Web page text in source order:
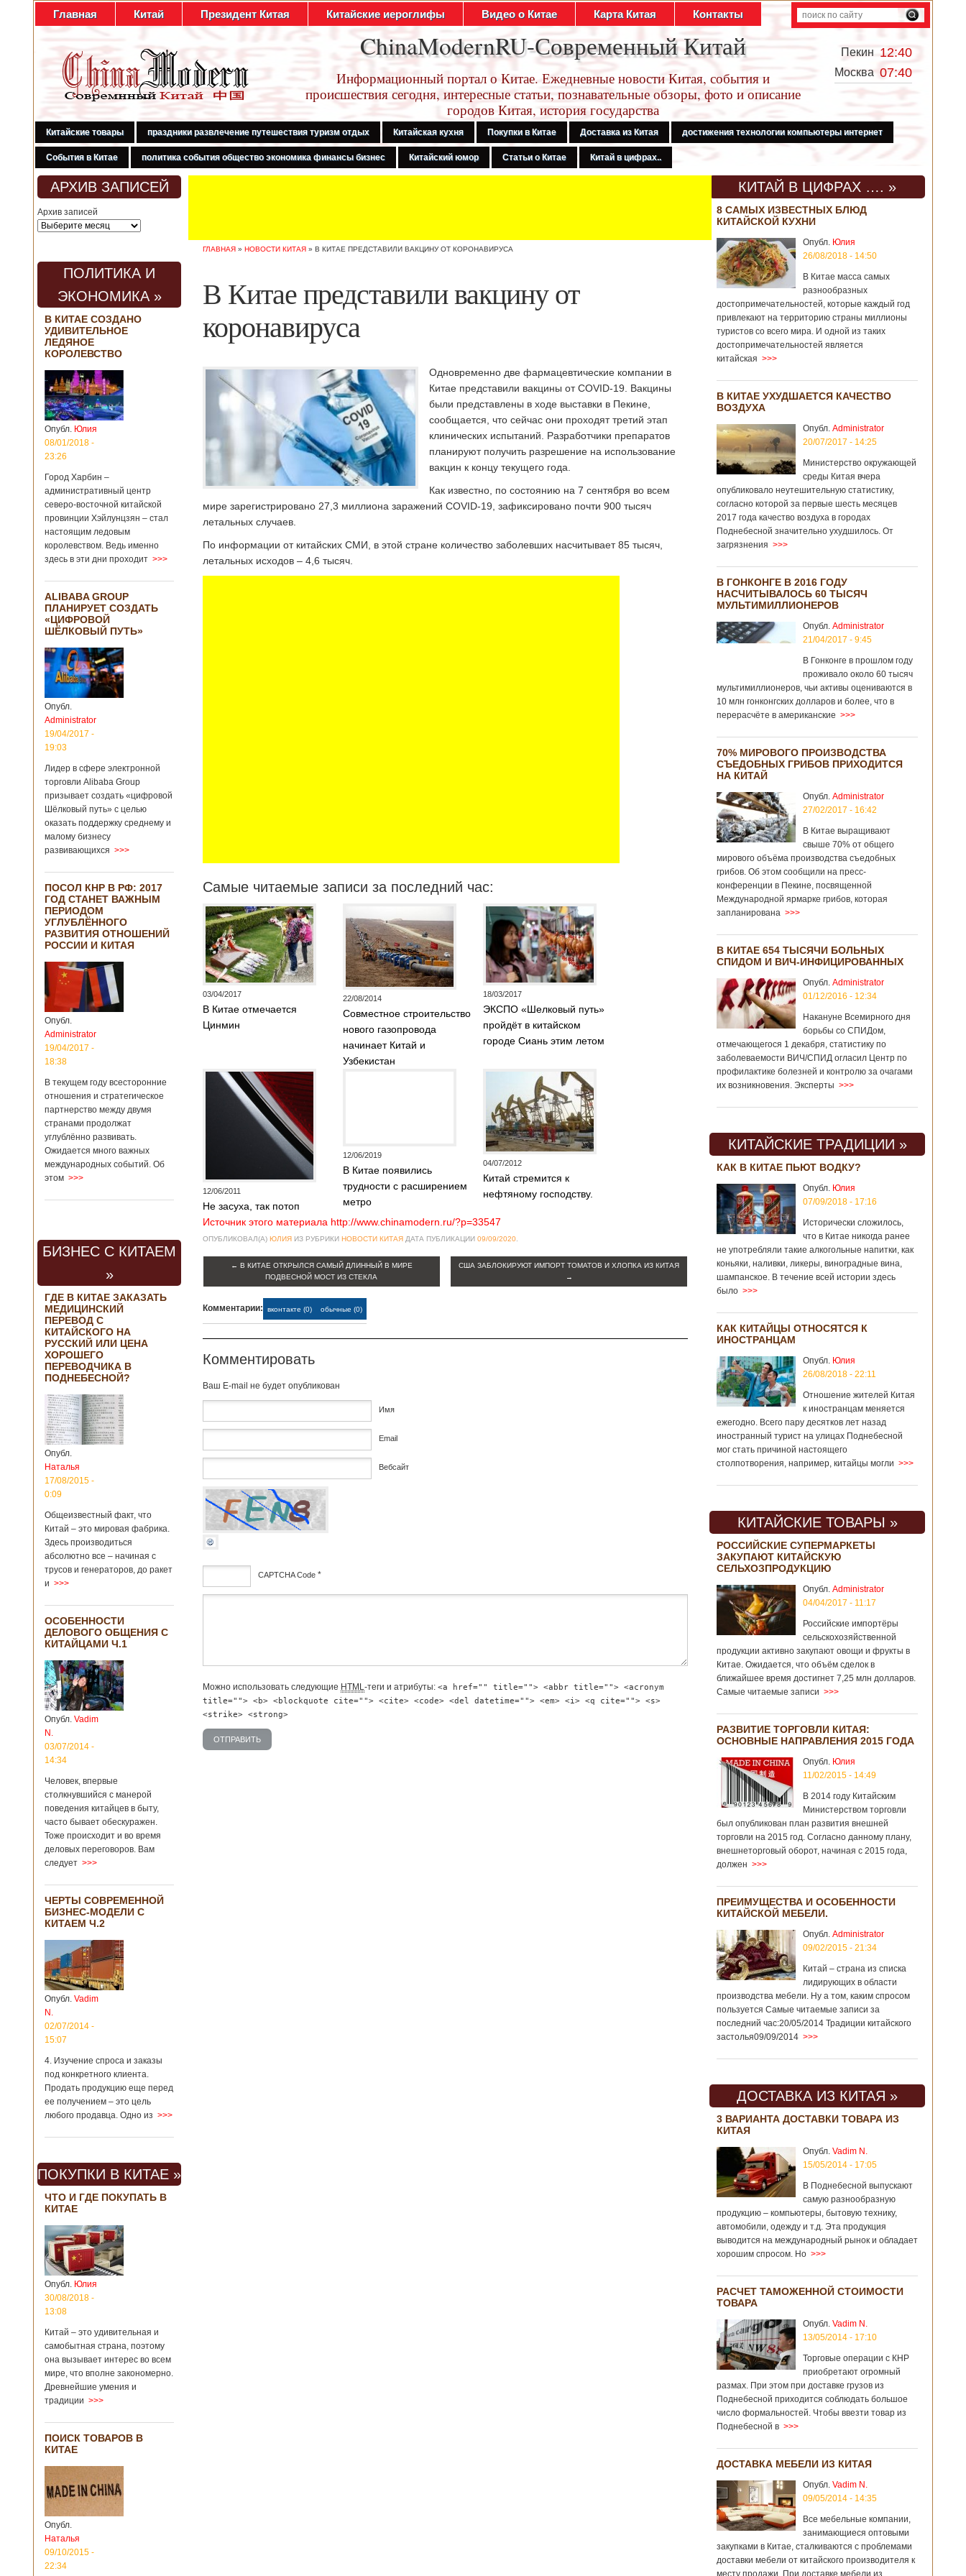
Главная Китай Президент Китая Китайские иероглифы Видео о Китае Карта Китая Контакты
ChinaModernRU-Современный Китай
Информационный портал о Китае. Ежедневные новости Китая, события и
происшествия сегодня, интересные статьи, познавательные обзоры, фото и описание
городов Китая, история государства
Пекин 12:40
Москва 07:40
Китайские товары праздники развлечение путешествия туризм отдых Китайская кухня Покупки в Китае Доставка из Китая достижения технологии компьютеры интернет
События в Китае политика события общество экономика финансы бизнес Китайский юмор Статьи о Китае Китай в цифрах..
АРХИВ ЗАПИСЕЙ
Архив записей
ПОЛИТИКА И
ЭКОНОМИКА »
В КИТАЕ СОЗДАНО
УДИВИТЕЛЬНОЕ
ЛЕДЯНОЕ
КОРОЛЕВСТВО
Опубл. Юлия
08/01/2018 -
23:26
Город Харбин –
административный центр
северо-восточной китайской
провинции Хэйлунцзян – стал
настоящим ледовым
королевством. Ведь именно
здесь в эти дни проходит >>>
ALIBABA GROUP
ПЛАНИРУЕТ СОЗДАТЬ
«ЦИФРОВОЙ
ШЁЛКОВЫЙ ПУТЬ»
Опубл.
Administrator
19/04/2017 -
19:03
Лидер в сфере электронной
торговли Alibaba Group
призывает создать «цифровой
Шёлковый путь» с целью
оказать поддержку среднему и
малому бизнесу
развивающихся >>>
ПОСОЛ КНР В РФ: 2017
ГОД СТАНЕТ ВАЖНЫМ
ПЕРИОДОМ
УГЛУБЛЁННОГО
РАЗВИТИЯ ОТНОШЕНИЙ
РОССИИ И КИТАЯ
Опубл.
Administrator
19/04/2017 -
18:38
В текущем году всесторонние
отношения и стратегическое
партнерство между двумя
странами продолжат
углублённо развивать.
Ожидается много важных
международных событий. Об
этом >>>
БИЗНЕС С КИТАЕМ
»
ГДЕ В КИТАЕ ЗАКАЗАТЬ
МЕДИЦИНСКИЙ
ПЕРЕВОД С
КИТАЙСКОГО НА
РУССКИЙ ИЛИ ЦЕНА
ХОРОШЕГО
ПЕРЕВОДЧИКА В
ПОДНЕБЕСНОЙ?
Опубл.
Наталья
17/08/2015 -
0:09
Общеизвестный факт, что
Китай – это мировая фабрика.
Здесь производиться
абсолютно все – начиная с
трусов и генераторов, до ракет
и >>>
ОСОБЕННОСТИ
ДЕЛОВОГО ОБЩЕНИЯ С
КИТАЙЦАМИ Ч.1
Опубл. Vadim
N.
03/07/2014 -
14:34
Человек, впервые
столкнувшийся с манерой
поведения китайцев в быту,
часто бывает обескуражен.
Тоже происходит и во время
деловых переговоров. Вам
следует >>>
ЧЕРТЫ СОВРЕМЕННОЙ
БИЗНЕС-МОДЕЛИ С
КИТАЕМ Ч.2
Опубл. Vadim
N.
02/07/2014 -
15:07
4. Изучение спроса и заказы
под конкретного клиента.
Продать продукцию еще перед
ее получением – это цель
любого продавца. Одно из >>>
ПОКУПКИ В КИТАЕ »
ЧТО И ГДЕ ПОКУПАТЬ В
КИТАЕ
Опубл. Юлия
30/08/2018 -
13:08
Китай – это удивительная и
самобытная страна, поэтому
она вызывает интерес во всем
мире, что вполне закономерно.
Древнейшие умения и
традиции >>>
ПОИСК ТОВАРОВ В
КИТАЕ
Опубл.
Наталья
09/10/2015 -
22:34
ГЛАВНАЯ » НОВОСТИ КИТАЯ » В КИТАЕ ПРЕДСТАВИЛИ ВАКЦИНУ ОТ КОРОНАВИРУСА
В Китае представили вакцину от
коронавируса
Одновременно две фармацевтические компании в
Китае представили вакцины от COVID-19. Вакцины
были представлены в ходе выставки в Пекине,
сообщается, что сейчас они проходят третий этап
клинических испытаний. Разработчики препаратов
планируют получить разрешение на использование
вакцин к концу текущего года.
Как известно, по состоянию на 7 сентября во всем
мире зарегистрировано 27,3 миллиона заражений COVID-19, зафиксировано почти 900 тысяч
летальных случаев.
По информации от китайских СМИ, в этой стране количество заболевших насчитывает 85 тысяч,
летальных исходов – 4,6 тысяч.
Самые читаемые записи за последний час:
03/04/2017
В Китае отмечается
Цинмин
22/08/2014
Совместное строительство
нового газопровода
начинает Китай и
Узбекистан
18/03/2017
ЭКСПО «Шелковый путь»
пройдёт в китайском
городе Сиань этим летом
12/06/2011
Не засуха, так потоп
12/06/2019
В Китае появились
трудности с расширением
метро
04/07/2012
Китай стремится к
нефтяному господству.
Источник этого материала http://www.chinamodern.ru/?p=33547
ОПУБЛИКОВАЛ(А) ЮЛИЯ ИЗ РУБРИКИ НОВОСТИ КИТАЯ ДАТА ПУБЛИКАЦИИ 09/09/2020
← В КИТАЕ ОТКРЫЛСЯ САМЫЙ ДЛИННЫЙ В МИРЕ
ПОДВЕСНОЙ МОСТ ИЗ СТЕКЛА
США ЗАБЛОКИРУЮТ ИМПОРТ ТОМАТОВ И ХЛОПКА ИЗ КИТАЯ
→
Комментарии: вконтакте (0) обычные (0)
Комментировать
Baш E-mail не будет опубликован
Имя
Email
Вебсайт
CAPTCHA Code *
Можно использовать следующие HTML-теги и атрибуты: <a href="" title=""> <abbr title=""> <acronym
title=""> <b> <blockquote cite=""> <cite> <code> <del datetime=""> <em> <i> <q cite=""> <s>
<strike> <strong>
КИТАЙ В ЦИФРАХ …. »
8 САМЫХ ИЗВЕСТНЫХ БЛЮД
КИТАЙСКОЙ КУХНИ
Опубл. Юлия
26/08/2018 - 14:50
В Китае масса самых
разнообразных
достопримечательностей, которые каждый год
привлекают на территорию страны миллионы
туристов со всего мира. И одной из таких
достопримечательностей является
китайская >>>
В КИТАЕ УХУДШАЕТСЯ КАЧЕСТВО
ВОЗДУХА
Опубл. Administrator
20/07/2017 - 14:25
Министерство окружающей
среды Китая вчера
опубликовало неутешительную статистику,
согласно которой за первые шесть месяцев
2017 года качество воздуха в городах
Поднебесной значительно ухудшилось. От
загрязнения >>>
В ГОНКОНГЕ В 2016 ГОДУ
НАСЧИТЫВАЛОСЬ 60 ТЫСЯЧ
МУЛЬТИМИЛЛИОНЕРОВ
Опубл. Administrator
21/04/2017 - 9:45
В Гонконге в прошлом году
проживало около 60 тысяч
мультимиллионеров, чьи активы оцениваются в
10 млн гонконгских долларов и более, что в
перерасчёте в американские >>>
70% МИРОВОГО ПРОИЗВОДСТВА
СЪЕДОБНЫХ ГРИБОВ ПРИХОДИТСЯ
НА КИТАЙ
Опубл. Administrator
27/02/2017 - 16:42
В Китае выращивают
свыше 70% от общего
мирового объёма производства съедобных
грибов. Об этом сообщили на пресс-
конференции в Пекине, посвященной
Международной ярмарке грибов, которая
запланирована >>>
В КИТАЕ 654 ТЫСЯЧИ БОЛЬНЫХ
СПИДОМ И ВИЧ-ИНФИЦИРОВАННЫХ
Опубл. Administrator
01/12/2016 - 12:34
Накануне Всемирного дня
борьбы со СПИДом,
отмечающегося 1 декабря, статистику по
заболеваемости ВИЧ/СПИД огласил Центр по
профилактике болезней и контролю за очагами
их возникновения. Эксперты >>>
КИТАЙСКИЕ ТРАДИЦИИ »
КАК В КИТАЕ ПЬЮТ ВОДКУ?
Опубл. Юлия
07/09/2018 - 17:16
Исторически сложилось,
что в Китае никогда ранее
не употребляли такие алкогольные напитки, как
коньяки, наливки, ликеры, виноградные вина,
шампанское. В течение всей истории здесь
было >>>
КАК КИТАЙЦЫ ОТНОСЯТСЯ К
ИНОСТРАНЦАМ
Опубл. Юлия
26/08/2018 - 22:11
Отношение жителей Китая
к иностранцам меняется
ежегодно. Всего пару десятков лет назад
иностранный турист на улицах Поднебесной
мог стать причиной настоящего
столпотворения, например, китайцы могли >>>
КИТАЙСКИЕ ТОВАРЫ »
РОССИЙСКИЕ СУПЕРМАРКЕТЫ
ЗАКУПАЮТ КИТАЙСКУЮ
СЕЛЬХОЗПРОДУКЦИЮ
Опубл. Administrator
04/04/2017 - 11:17
Российские импортёры
сельскохозяйственной
продукции активно закупают овощи и фрукты в
Китае. Ожидается, что объём сделок в
ближайшее время достигнет 7,25 млн долларов.
Самые читаемые записи >>>
РАЗВИТИЕ ТОРГОВЛИ КИТАЯ:
ОСНОВНЫЕ НАПРАВЛЕНИЯ 2015 ГОДА
Опубл. Юлия
11/02/2015 - 14:49
В 2014 году Китайским
Министерством торговли
был опубликован план развития внешней
торговли на 2015 год. Согласно данному плану,
внешнеторговый оборот, начиная с 2015 года,
должен >>>
ПРЕИМУЩЕСТВА И ОСОБЕННОСТИ
КИТАЙСКОЙ МЕБЕЛИ.
Опубл. Administrator
09/02/2015 - 21:34
Китай – страна из списка
лидирующих в области
производства мебели. Ну а том, каким спросом
пользуется Самые читаемые записи за
последний час:20/05/2014 Традиции китайского
застолья09/09/2014 >>>
ДОСТАВКА ИЗ КИТАЯ »
3 ВАРИАНТА ДОСТАВКИ ТОВАРА ИЗ
КИТАЯ
Опубл. Vadim N.
15/05/2014 - 17:05
В Поднебесной выпускают
самую разнообразную
продукцию – компьютеры, бытовую технику,
автомобили, одежду и т.д. Эта продукция
выводится на международный рынок и обладает
хорошим спросом. Но >>>
РАСЧЕТ ТАМОЖЕННОЙ СТОИМОСТИ
ТОВАРА
Опубл. Vadim N.
13/05/2014 - 17:10
Торговые операции с КНР
приобретают огромный
размах. При этом при доставке грузов из
Поднебесной приходится соблюдать большое
число формальностей. Чтобы ввезти товар из
Поднебесной в >>>
ДОСТАВКА МЕБЕЛИ ИЗ КИТАЯ
Опубл. Vadim N.
09/05/2014 - 14:35
Все мебельные компании,
занимающиеся оптовыми
закупками в Китае, сталкиваются с проблемами
доставки мебели от китайского производителя к
месту продажи. При доставке мебели из